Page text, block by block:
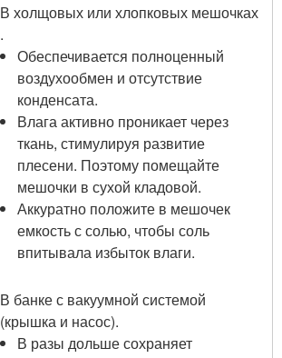
В холщовых или хлопковых мешочках
.
Обеспечивается полноценный
воздухообмен и отсутствие
конденсата.
Влага активно проникает через
ткань, стимулируя развитие
плесени. Поэтому помещайте
мешочки в сухой кладовой.
Аккуратно положите в мешочек
емкость с солью, чтобы соль
впитывала избыток влаги.
В банке с вакуумной системой
(крышка и насос).
В разы дольше сохраняет